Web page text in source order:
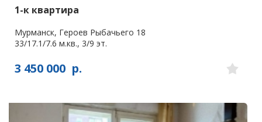
1-к квартира
Мурманск, Героев Рыбачьего 18
33/17.1/7.6 м.кв., 3/9 эт.
3 450 000 р.